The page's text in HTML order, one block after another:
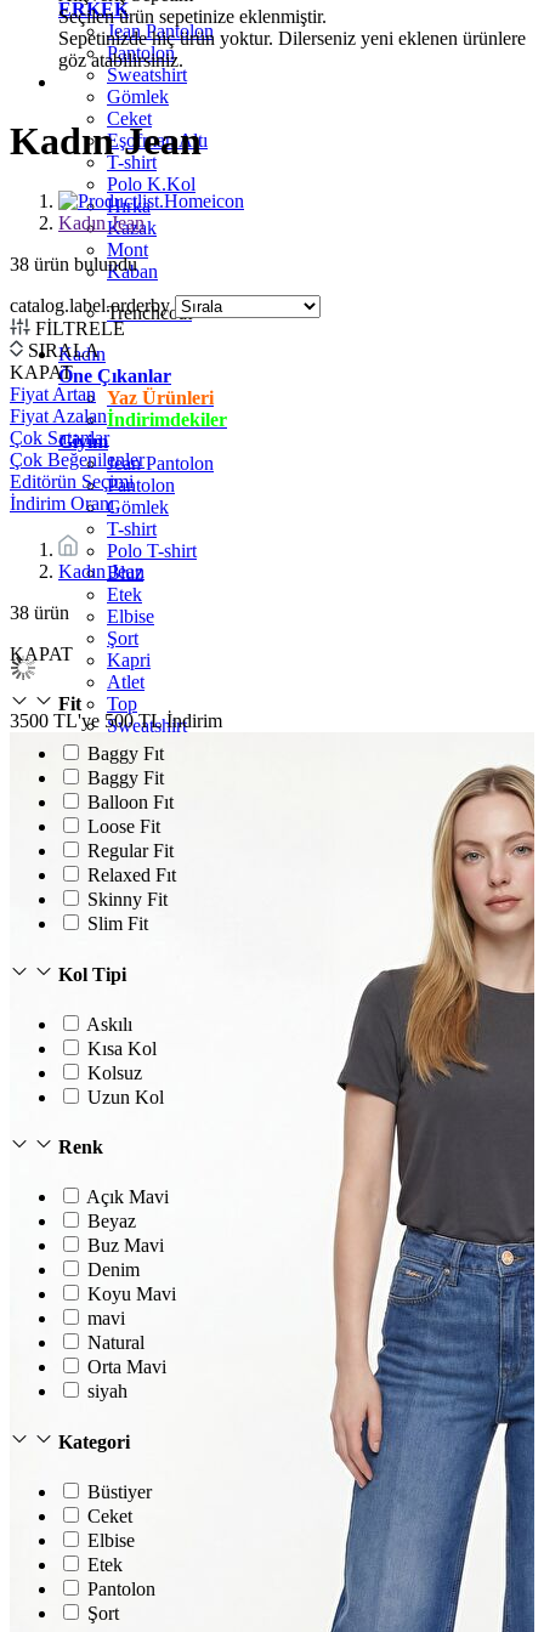
ERKEK
Jean Pantolon
Pantolon
Sweatshirt
Gömlek
Ceket
Eşofman Altı
T-shirt
Polo K.Kol
Hırka
Kazak
Mont
Kaban
Trenchcoat
Kadın
Öne Çıkanlar
Yaz Ürünleri
İndirimdekiler
Giyim
Jean Pantolon
Pantolon
Gömlek
T-shirt
Polo T-shirt
Bluz
Etek
Elbise
Şort
Kapri
Atlet
Top
Sweatshirt
Kazak
Yelek
Eşofman Altı
Bikini/Mayo
Tulum
Dış Giyim
Yağmurluk
Trenchcoat
Mont
Seçilen ürün sepetinize eklenmiştir.
Sepetinizde hiç ürün yoktur. Dilerseniz yeni eklenen ürünlere
göz atabilirsiniz.
Kadın Jean
Kadın Jean
38 ürün bulundu
catalog.label.orderby
FİLTRELE
SIRALA
KAPAT
Fiyat Artan
Fiyat Azalan
Çok Satanlar
Çok Beğenilenler
Editörün Seçimi
İndirim Oranı
Kadın Jean
38 ürün
KAPAT
Fit
Baggy Fıt
Baggy Fit
Balloon Fıt
Loose Fit
Regular Fit
Relaxed Fıt
Skinny Fit
Slim Fit
Kol Tipi
Askılı
Kısa Kol
Kolsuz
Uzun Kol
Renk
Açık Mavi
Beyaz
Buz Mavi
Denim
Koyu Mavi
mavi
Natural
Orta Mavi
siyah
Kategori
Büstiyer
Ceket
Elbise
Etek
Pantolon
Şort
3500 TL'ye 500 TL İndirim